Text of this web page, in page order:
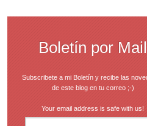
Boletín por Mail
Subscribete a mi Boletín y recibe las
de este blog en tu correo ;-)
Your email address is safe with us!